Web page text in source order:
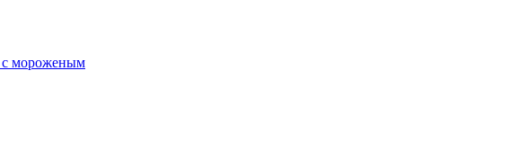
с мороженым